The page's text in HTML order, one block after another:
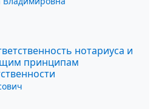
нотариуса и
принципам